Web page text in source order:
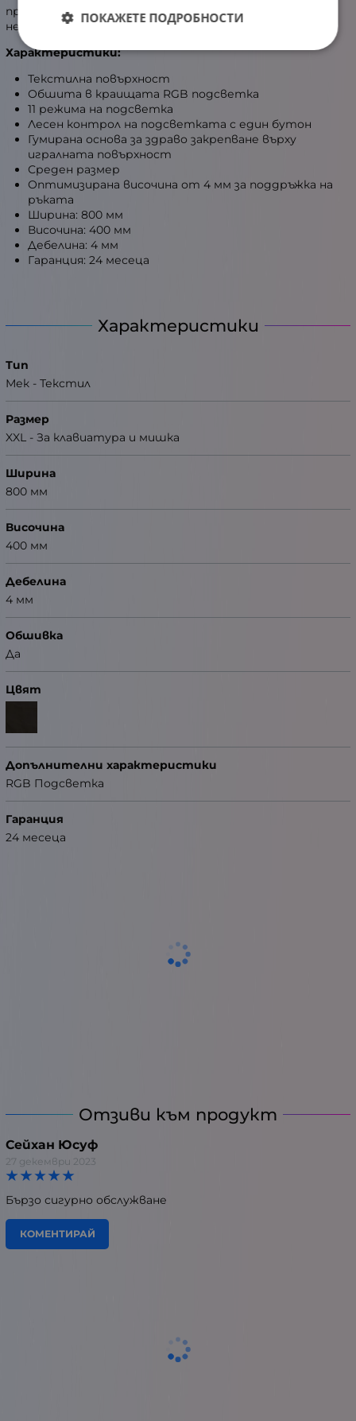
предпазваща подложката от движение в най-
неподходящите моменти.
Характеристики:
Текстилна повърхност
Обшита в краищата RGB подсветка
11 режима на подсветка
Лесен контрол на подсветката с един бутон
Гумирана основа за здраво закрепване върху
игралната повърхност
Среден размер
Оптимизирана височина от 4 мм за поддръжка на
ръката
Ширина: 800 мм
Височина: 400 мм
Дебелина: 4 мм
Гаранция: 24 месеца
Характеристики
Тип
Мек - Текстил
Размер
XXL - За клавиатура и мишка
Ширина
800 мм
Височина
400 мм
Дебелина
4 мм
Обшивка
Да
Цвят
Допълнителни характеристики
RGB Подсветка
Гаранция
24 месеца
Отзиви към продукт
Сейхан Юсуф
27 декември 2023
Бързо сигурно обслужване
КОМЕНТИРАЙ
ПОКАЖЕТЕ ПОДРОБНОСТИ